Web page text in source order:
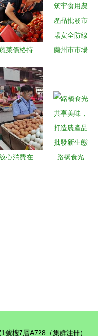
菜價格持
部監測顯
食用農產
批發價連
降三周
蘭州市市場
筑牢食用農
產品批發市
場安全防線
心消費在
路橋食光
樓7層A728（集群注冊）